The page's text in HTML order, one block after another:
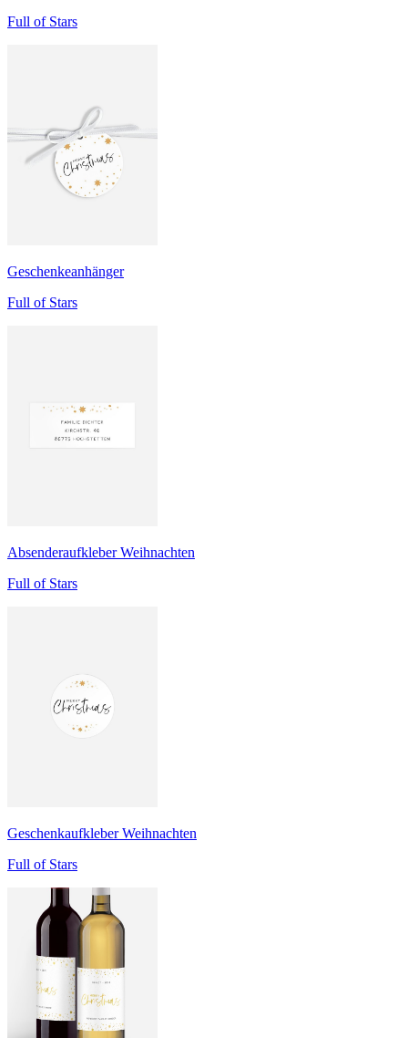
Full of Stars
Geschenkeanhänger
Full of Stars
Absenderaufkleber Weihnachten
Full of Stars
Geschenkaufkleber Weihnachten
Full of Stars